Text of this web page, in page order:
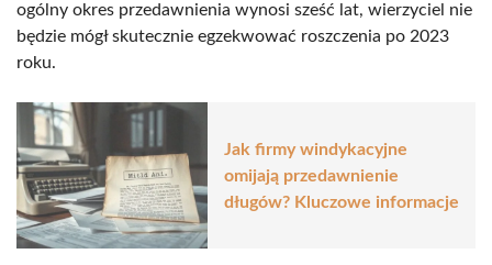
ogólny okres przedawnienia wynosi sześć lat, wierzyciel nie
będzie mógł skutecznie egzekwować roszczenia po 2023
roku.
Jak firmy windykacyjne
omijają przedawnienie
długów? Kluczowe informacje